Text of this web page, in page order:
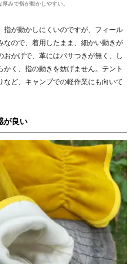
厚みで指が動かしやすい。
指が動かしにくいのですが、フィール
なので、着用したまま、細かい動きが
おかげで、革にはパサつきが無く、し
かく、指の動きを妨げません。テント
など、キャンプでの軽作業にも向いて
が良い